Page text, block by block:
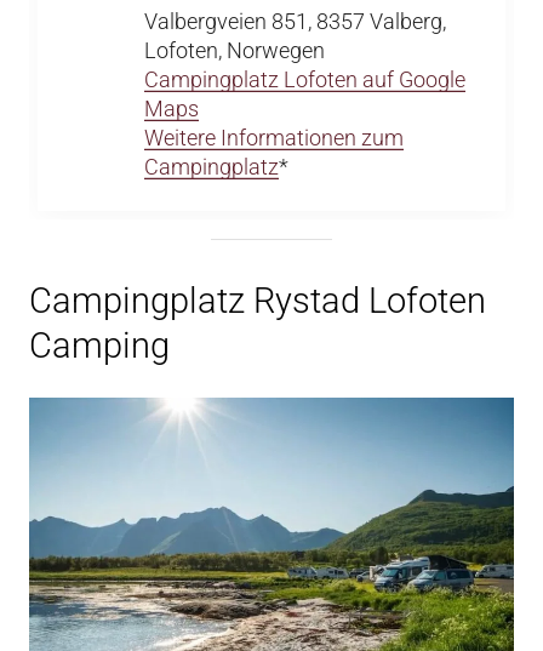
Valbergveien 851, 8357 Valberg,
Lofoten, Norwegen
Campingplatz Lofoten auf Google
Maps
Weitere Informationen zum
Campingplatz*
Campingplatz Rystad Lofoten
Camping